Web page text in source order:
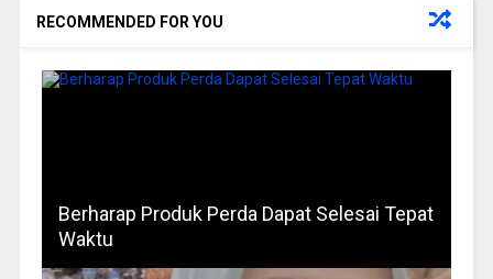
RECOMMENDED FOR YOU
Berharap Produk Perda Dapat Selesai Tepat
Waktu